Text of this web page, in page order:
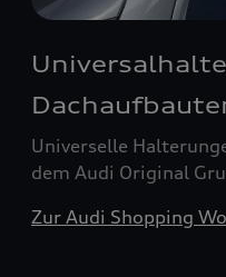
Universelle
dem Audi Original
Zur Audi Shopping